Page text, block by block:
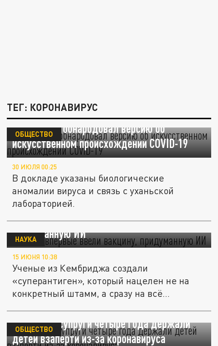
ТЕГ: КОРОНАВИРУС
Белый дом обнародовал версию об
искусственном происхождении COVID-19
ОБЩЕСТВО
30 ИЮЛЯ 00:25
В докладе указаны биологические
аномалии вируса и связь с уханьской
лабораторией.
Людям впервые ввели вакцину,
придуманную ИИ
НАУКА
15 ИЮНЯ 10:38
Ученые из Кембриджа создали
«суперантиген», который нацелен не на
конкретный штамм, а сразу на всё
В Испании супруги четыре года держали
детей взаперти из-за коронавируса
ОБЩЕСТВО